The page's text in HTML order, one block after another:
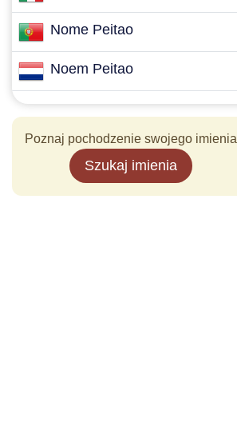
Nome Peitao
Noem Peitao
Poznaj pochodzenie swojego imienia
Szukaj imienia